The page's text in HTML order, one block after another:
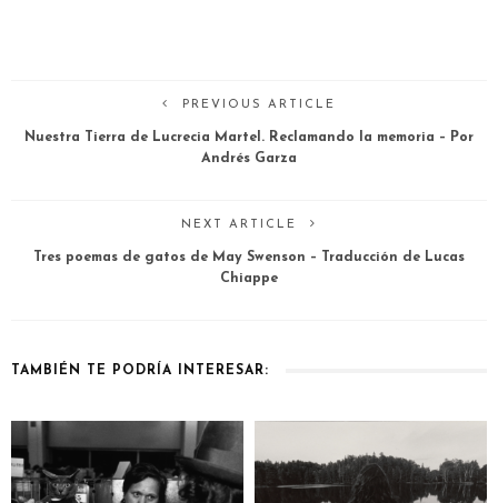
PREVIOUS ARTICLE
Nuestra Tierra de Lucrecia Martel. Reclamando la memoria – Por
Andrés Garza
NEXT ARTICLE
Tres poemas de gatos de May Swenson – Traducción de Lucas
Chiappe
TAMBIÉN TE PODRÍA INTERESAR: